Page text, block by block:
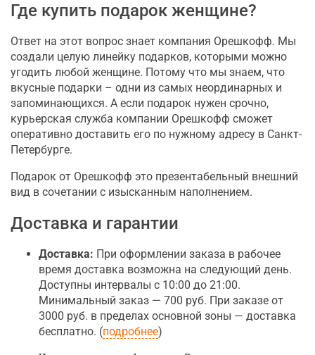
Где купить подарок женщине?
Ответ на этот вопрос знает компания Орешкофф. Мы
создали целую линейку подарков, которыми можно
угодить любой женщине. Потому что мы знаем, что
вкусные подарки – одни из самых неординарных и
запоминающихся. А если подарок нужен срочно,
курьерская служба компании Орешкофф сможет
оперативно доставить его по нужному адресу в Санкт-
Петербурге.
Подарок от Орешкофф это презентабельный внешний
вид в сочетании с изысканным наполнением.
Доставка и гарантии
Доставка: При оформлении заказа в рабочее
время доставка возможна на следующий день.
Доступны интервалы с 10:00 до 21:00.
Минимальный заказ — 700 руб. При заказе от
3000 руб. в пределах основной зоны — доставка
бесплатно. (подробнее)